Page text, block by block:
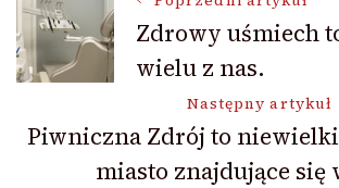
Nawigacja
wpisu
Zdrowy uśmiech
wielu z nas.
Następny artykuł
Piwniczna Zdrój to
miasto znajdujące się